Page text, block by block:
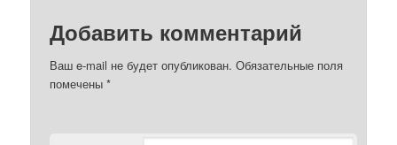
Добавить комментарий
Ваш e-mail не будет опубликован. Обязательные поля
помечены*